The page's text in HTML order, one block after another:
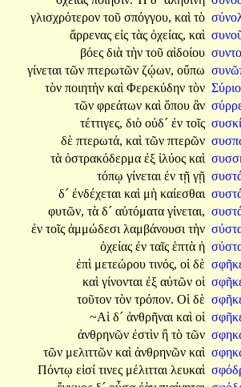
γλισχρότερον τοῦ σπόγγου, καὶ τὸ
ἄρρενας εἰς τὰς ὀχείας, καὶ
βόες διὰ τὴν τοῦ αἰδοίου
γίνεται τῶν πτερωτῶν ζῴων, οὔπω
τὸν ποιητὴν καὶ Φερεκύδην τὸν
τῶν φρεάτων καὶ ὅπου ἂν
τέττιγες, διὸ οὐδ´ ἐν τοῖς
δὲ πτερωτά, καὶ τῶν πτερῶν
τὰ ὀστρακόδερμα ἐξ ἰλύος καὶ
τόπῳ γίνεται ἐν τῇ γῇ
δ´ ἐνδέχεται καὶ μὴ καίεσθαι
φυτῶν, τὰ δ´ αὐτόματα γίνεται,
ἐν τοῖς ἀμμώδεσι λαμβάνουσι τὴν
ὀχείας ἐν ταῖς ἑπτὰ ἡ
ἐπὶ μετεώρου τινός, οἱ δὲ
καὶ γίνονται ἐξ αὐτῶν οἱ
τοῦτον τὸν τρόπον. Οἱ δὲ
~Αἱ δ´ ἀνθρῆναι καὶ οἱ
ἀνθρηνῶν ἐστὶν ἢ τὸ τῶν
τῶν μελιττῶν καὶ ἀνθρηνῶν καὶ
Πόντῳ εἰσί τινες μέλιτται λευκαὶ